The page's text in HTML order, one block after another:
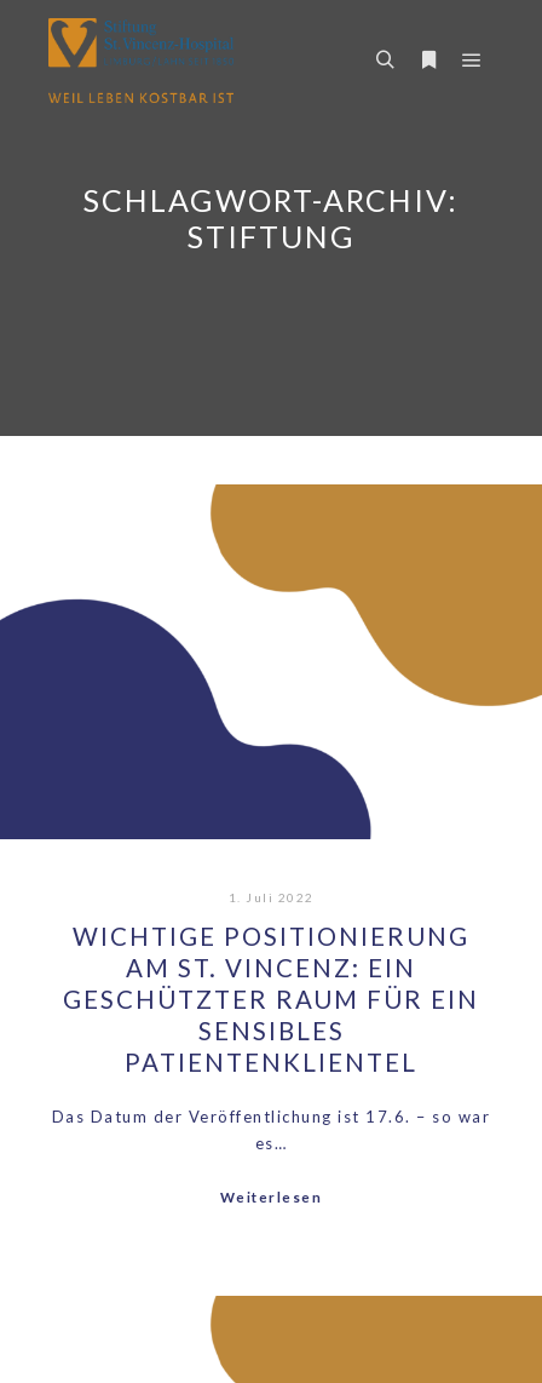
SCHLAGWORT-ARCHIV:
STIFTUNG
1. Juli 2022
WICHTIGE POSITIONIERUNG
AM ST. VINCENZ: EIN
GESCHÜTZTER RAUM FÜR EIN
SENSIBLES
PATIENTENKLIENTEL
Das Datum der Veröffentlichung ist 17.6. – so war
es…
Weiterlesen